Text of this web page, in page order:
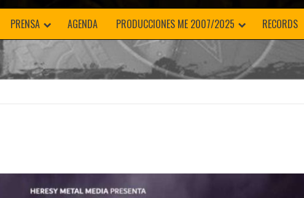
PRENSA AGENDA PRODUCCIONES ME 2007/2025 RECORDS